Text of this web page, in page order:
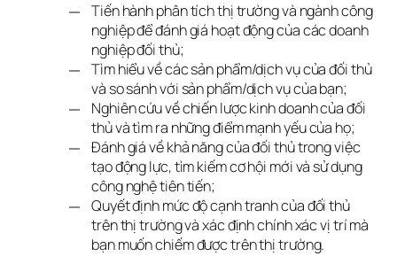
Tiến hành phân tích thị trường và ngành công
nghiệp để đánh giá hoạt động của các doanh
nghiệp đối thủ;
Tìm hiểu về các sản phẩm/dịch vụ của đối thủ
và so sánh với sản phẩm/dịch vụ của bạn;
Nghiên cứu về chiến lược kinh doanh của đối
thủ và tìm ra những điểm mạnh yếu của họ;
Đánh giá về khả năng của đối thủ trong việc
tạo động lực, tìm kiếm cơ hội mới và sử dụng
công nghệ tiên tiến;
Quyết định mức độ cạnh tranh của đối thủ
trên thị trường và xác định chính xác vị trí mà
bạn muốn chiếm được trên thị trường.